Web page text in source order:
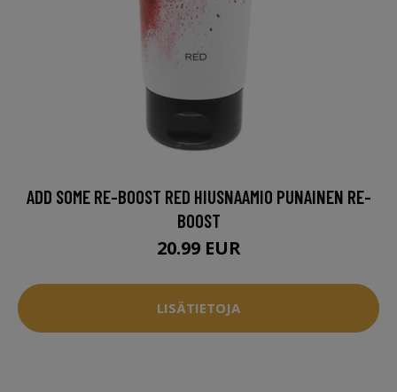
ADD SOME RE-BOOST RED HIUSNAAMIO PUNAINEN RE-
BOOST
20.99 EUR
LISÄTIETOJA